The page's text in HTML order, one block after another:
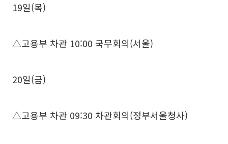
19일(목)
△고용부 차관 10:00 국무회의(서울)
20일(금)
△고용부 차관 09:30 차관회의(정부서울청사)